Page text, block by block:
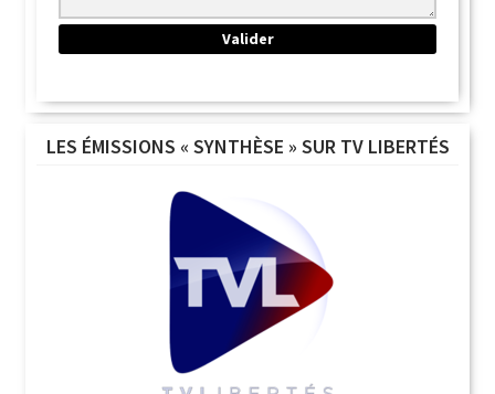
LES ÉMISSIONS « SYNTHÈSE » SUR TV LIBERTÉS